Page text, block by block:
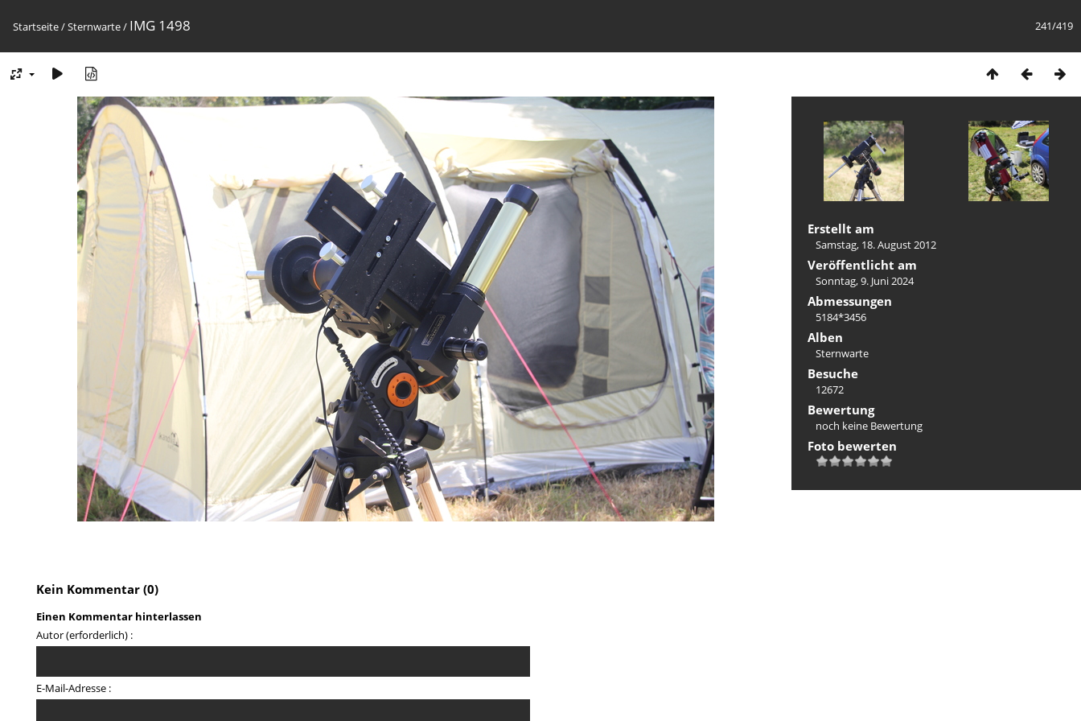
241/419
Startseite/Sternwarte/ IMG 1498
Erstellt am
Samstag, 18. August 2012
Veröffentlicht am
Sonntag, 9. Juni 2024
Abmessungen
5184*3456
Alben
Sternwarte
Besuche
12672
Bewertung
noch keine Bewertung
Foto bewerten
Kein Kommentar (0)
Einen Kommentar hinterlassen
Autor (erforderlich) :
E-Mail-Adresse :